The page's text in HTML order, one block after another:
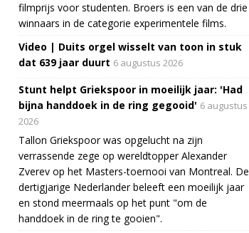
filmprijs voor studenten. Broers is een van de drie
winnaars in de categorie experimentele films.
Video | Duits orgel wisselt van toon in stuk
dat 639 jaar duurt 6 augustus 2026
Stunt helpt Griekspoor in moeilijk jaar: 'Had
bijna handdoek in de ring gegooid' 6 augustus
2026
Tallon Griekspoor was opgelucht na zijn
verrassende zege op wereldtopper Alexander
Zverev op het Masters-toernooi van Montreal. De
dertigjarige Nederlander beleeft een moeilijk jaar
en stond meermaals op het punt "om de
handdoek in de ring te gooien".